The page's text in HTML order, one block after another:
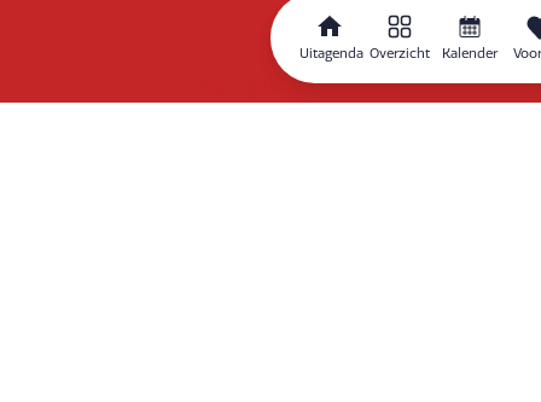
Uitagenda Overzicht Kalender
Routeplanner